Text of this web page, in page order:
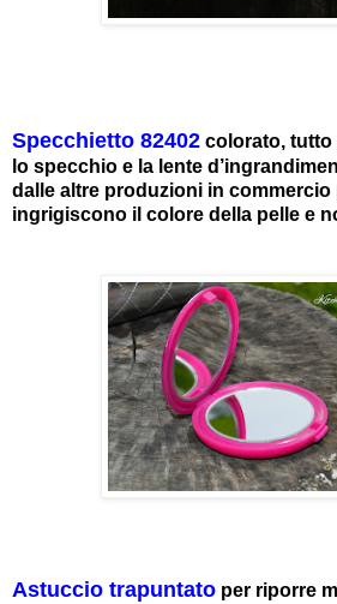
Specchietto 82402 colorato, tutto
lo specchio e la lente
dalle altre produzioni in commercio
ingrigiscono il colore della pelle e
Astuccio trapuntato per riporre